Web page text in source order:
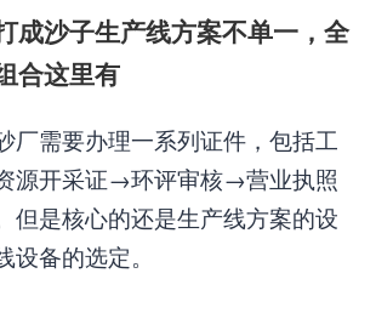
成沙子生产线方案不单一，全
合这里有
厂需要办理一系列证件，包括工
源开采证→环评审核→营业执照
但是核心的还是生产线方案的设
备的选定。